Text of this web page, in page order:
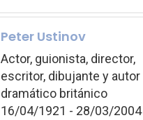
Peter Ustinov
Actor, guionista, director,
escritor, dibujante y autor
dramático británico
16/04/1921 - 28/03/2004